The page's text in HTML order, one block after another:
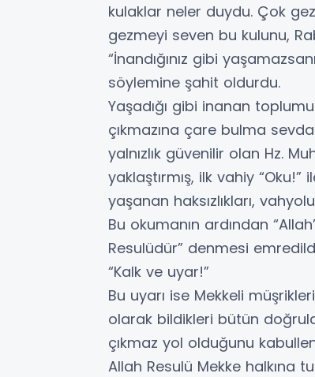
kulaklar neler duydu. Çok
gezmeyi seven bu kulunu,
“İnandığınız gibi
söylemine şahit oldurdu.
Yaşadığı gibi inanan
çıkmazına çare bulma
yalnızlık güvenilir olan Hz.
yaklaştırmış, ilk vahiy “Oku!”
yaşanan haksızlıkları,
Bu okumanın ardından
Resulüdür” denmesi
“Kalk ve uyar!”
Bu uyarı ise Mekkeli
olarak bildikleri bütün
çıkmaz yol olduğunu
Allah Resulü Mekke halkına